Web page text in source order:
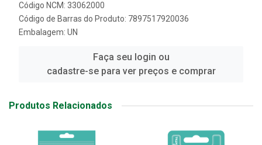
Código NCM: 33062000
Código de Barras do Produto: 7897517920036
Embalagem: UN
Faça seu login ou
cadastre-se para ver preços e comprar
Produtos Relacionados